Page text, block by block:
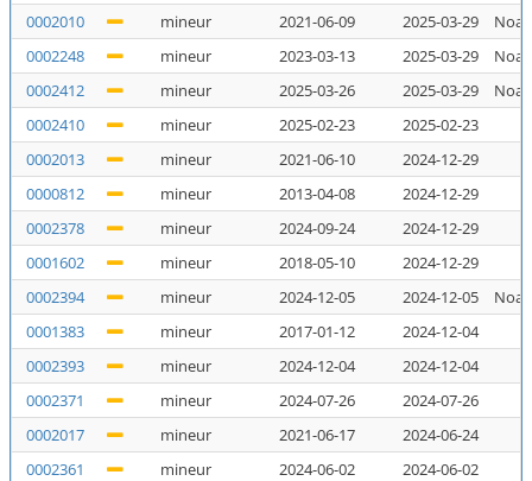
0002010
mineur 2021-06-09 2025-03-29
0002248
mineur 2023-03-13 2025-03-29
0002412
mineur 2025-03-26 2025-03-29
0002410
mineur 2025-02-23 2025-02-23
0002013
mineur 2021-06-10 2024-12-29
0000812
mineur 2013-04-08 2024-12-29
0002378
mineur 2024-09-24 2024-12-29
0001602
mineur 2018-05-10 2024-12-29
0002394
mineur 2024-12-05 2024-12-05
0001383
mineur 2017-01-12 2024-12-04
0002393
mineur 2024-12-04 2024-12-04
0002371
mineur 2024-07-26 2024-07-26
0002017
mineur 2021-06-17 2024-06-24
0002361
mineur 2024-06-02 2024-06-02